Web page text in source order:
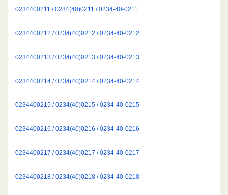
0234400211 / 0234(40)0211 / 0234-40-0211
0234400212 / 0234(40)0212 / 0234-40-0212
0234400213 / 0234(40)0213 / 0234-40-0213
0234400214 / 0234(40)0214 / 0234-40-0214
0234400215 / 0234(40)0215 / 0234-40-0215
0234400216 / 0234(40)0216 / 0234-40-0216
0234400217 / 0234(40)0217 / 0234-40-0217
0234400218 / 0234(40)0218 / 0234-40-0218